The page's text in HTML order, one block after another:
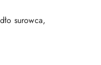
surowca,